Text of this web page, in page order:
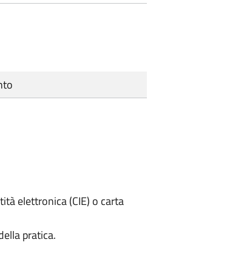
elettronica (CIE) o carta
pratica.